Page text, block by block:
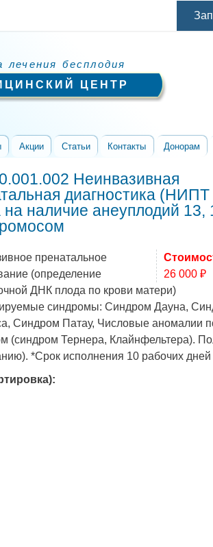
бесплодия
ЦЕНТР
Акции Статьи Контакты Донорам
Неинвазивная
диагностика (НИПТ
на наличие анеуплодий 13,
26 000 ₽
пренатальное
(определение
ДНК плода по крови матери)
синдромы: Синдром Дауна,
Синдром Патау, Числовые аномалии
(синдром Тернера, Клайнфельтера).
*Срок исполнения 10 рабочих дней